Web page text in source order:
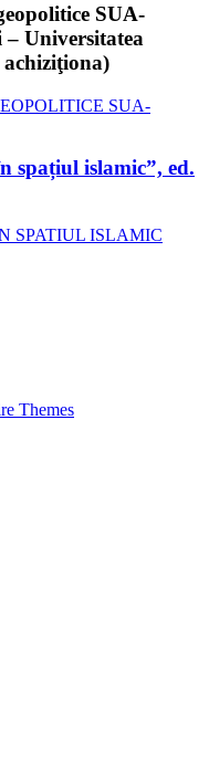
SUA-
– Universitatea
spațiul islamic”, ed.
Themes